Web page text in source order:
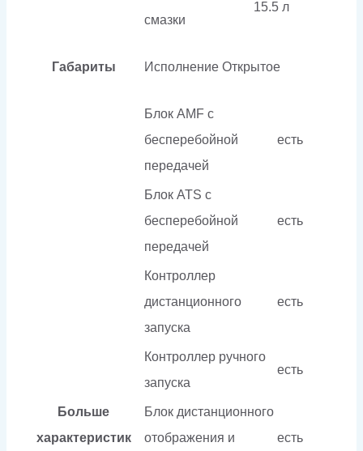
смазки
15.5 л
Габариты Исполнение Открытое
Больше
характеристик
Блок AMF с
бесперебойной
передачей
есть
Блок ATS с
бесперебойной
передачей
есть
Контроллер
дистанционного
запуска
есть
Контроллер ручного
запуска
есть
Блок дистанционного
отображения и
есть